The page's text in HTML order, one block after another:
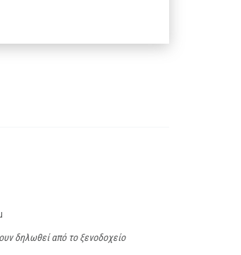
δηλωθεί από το ξενοδοχείο